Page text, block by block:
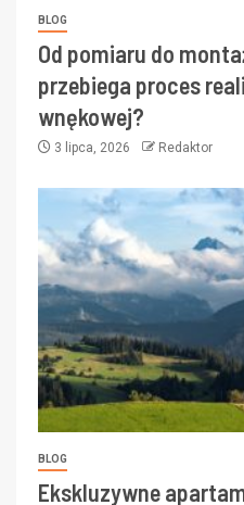
BLOG
Od pomiaru do
przebiega proces
wnękowej?
3 lipca, 2026 Redaktor
BLOG
Ekskluzywne